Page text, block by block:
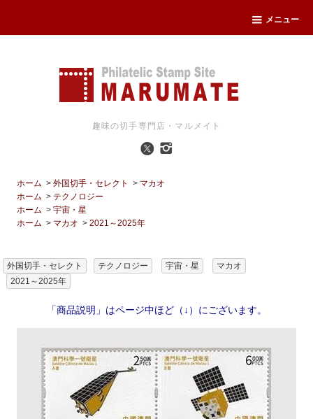
メニュー
趣味の切手専門店・マルメイト
ホーム >外国切手・セレクト > マカオ
ホーム >テクノロジー
ホーム >宇宙・星
ホーム > マカオ >2021～2025年
外国切手・セレクト テクノロジー 宇宙・星
マカオ
2021～2025年
「商品説明」はページ中ほど（↓）にございます。